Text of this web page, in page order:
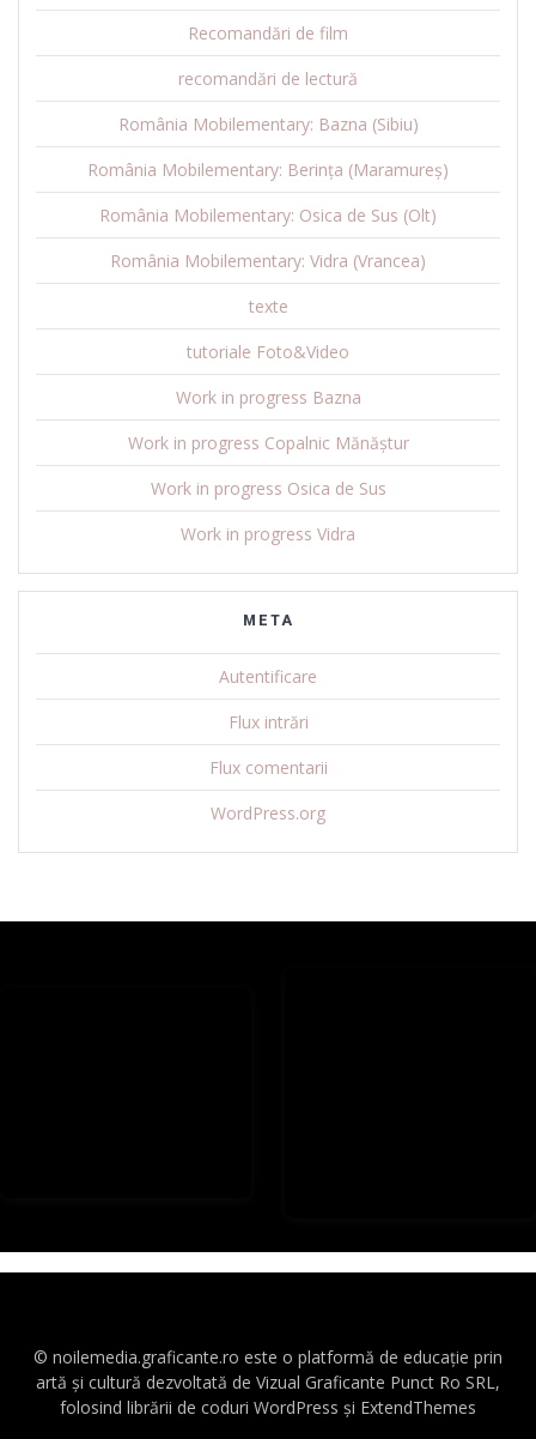
Recomandări de film
recomandări de lectură
România Mobilementary: Bazna (Sibiu)
România Mobilementary: Berința (Maramureș)
România Mobilementary: Osica de Sus (Olt)
România Mobilementary: Vidra (Vrancea)
texte
tutoriale Foto&Video
Work in progress Bazna
Work in progress Copalnic Mănăștur
Work in progress Osica de Sus
Work in progress Vidra
META
Autentificare
Flux intrări
Flux comentarii
WordPress.org
© noilemedia.graficante.ro este o platformă de educație prin
artă și cultură dezvoltată de Vizual Graficante Punct Ro SRL,
folosind librării de coduri WordPress și ExtendThemes